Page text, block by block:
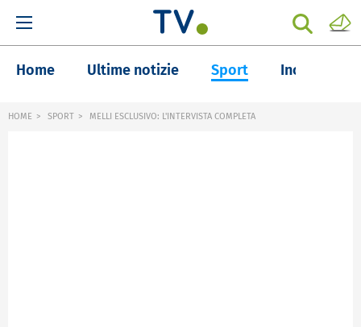
Home Ultime notizie Sport Inchieste
HOME SPORT MELLI ESCLUSIVO: L'INTERVISTA COMPLETA